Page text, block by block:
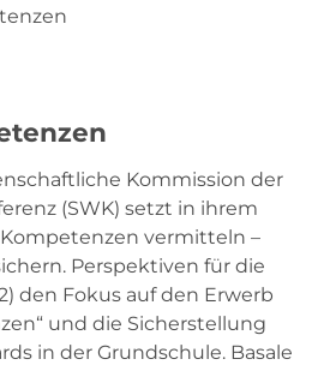
Kommission der
(SWK) setzt in ihrem
vermitteln –
Perspektiven für die
den Fokus auf den Erwerb
und die Sicherstellung
in der Grundschule. Basale